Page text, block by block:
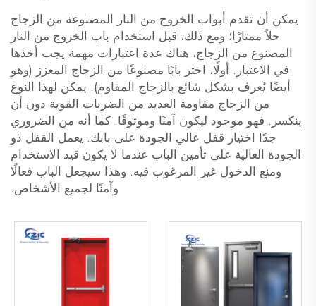
يمكن أن تقدم أبواب الخروج من النار المصنوعة من الزجاج
حلاً ممتازًا؛ ومع ذلك، قبل استخدام باب الخروج من النار
المصنوع من الزجاج، هناك عدة اعتبارات مهمة يجب أخذها
في الاعتبار. أولًا، اختر بابًا مصنوعًا من الزجاج المعزز (وهو
أيضًا يُعرف بشكل شائع بالزجاج المقاوم). يمكن لهذا النوع
من الزجاج مقاومة العديد من الضربات القوية دون أن
ينكسر. فهو موجود ليكون آمنًا وموثوقًا. كما أنه من الضروري
جدًا اختيار قفل عالي الجودة على بابك. يعمل القفل ذو
الجودة العالية على تأمين الباب عندما لا يكون قيد الاستخدام
ومنع الدخول غير المرغوب فيه. وهذا سيجعل الباب فعالًا
وآمنًا لجميع الأشخاص.